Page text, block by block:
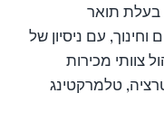
בעלת תואר
עם ניסיון של
צוותי מכירות
טלמרקטינג